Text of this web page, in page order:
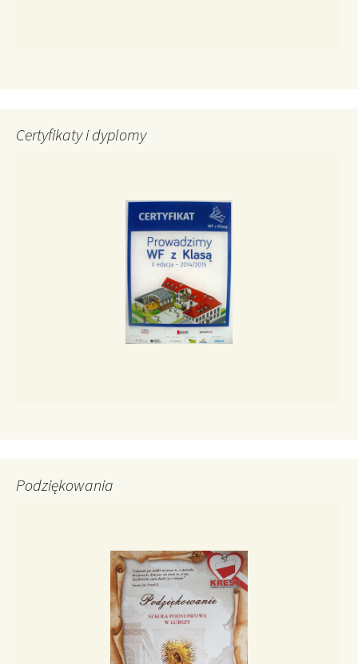
Certyfikaty i dyplomy
Podziękowania